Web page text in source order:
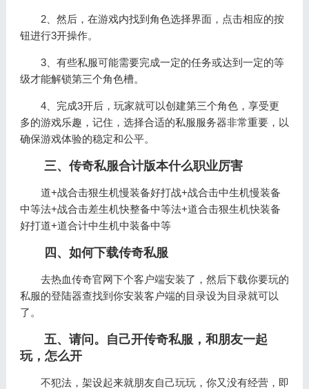
2、然后，在游戏内找到角色选择界面，点击相应的按
钮进行3开操作。
3、有些私服可能需要完成一定的任务或达到一定的等
级才能解锁第三个角色槽。
4、完成3开后，玩家就可以创建第三个角色，享受更
多的游戏乐趣，记住，选择合适的私服服务器非常重要，以
确保游戏体验的稳定和公平。
三、传奇私服合计版本什么职业厉害
道+战合击狠生机慢装备好打战+战合击中生机慢装备
中等法+战合击差生机快整备中等法+道合击狠生机快装备
好打道+道合计中生机中装备中等
四、如何下载传奇私服
去热血传奇官网下个客户端安装了，然后下载你要玩的
私服的登陆器查找到你安装客户端的目录设为目录就可以
了。
五、请问。自己开传奇私服，和朋友一起
玩，怎么开
不犯法，架设起来就朋友自己玩玩，你又没有经营，即